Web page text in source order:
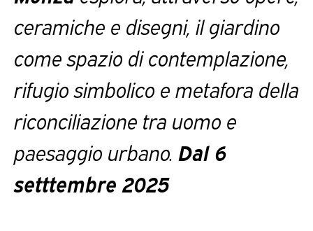
ceramiche e disegni, il giardino
come spazio di contemplazione,
rifugio simbolico e metafora della
riconciliazione tra uomo e
paesaggio urbano. Dal 6
setttembre 2025